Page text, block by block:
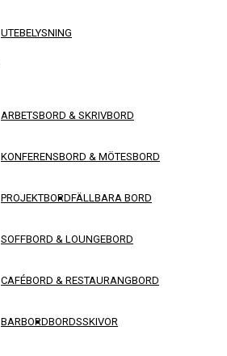
UTEBELYSNING
ARBETSBORD & SKRIVBORD
KONFERENSBORD & MÖTESBORD
PROJEKTBORDFÄLLBARA BORD
SOFFBORD & LOUNGEBORD
CAFÉBORD & RESTAURANGBORD
BARBORDBORDSSKIVOR